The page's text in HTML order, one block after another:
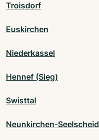
Troisdorf
Euskirchen
Niederkassel
Hennef (Sieg)
Swisttal
Neunkirchen-Seelscheid